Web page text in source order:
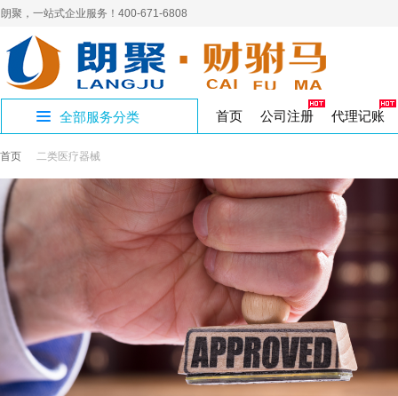
朗聚，一站式企业服务！400-671-6808
全部服务分类
开设公司专区
知识产权专区
财税服务专区
国家局核名
注册地址
璧山区注册公司
九龙坡区注册公司
渝北区注册公司
公司注册 香港公司设立
股份公司注册
解除异常名录
注册资金变更
三类医疗器械
影视演出 经营性演出许可证
文化出版
增值电信 SP经营许可证
商标转让
商标
著作权 作品著作权
版权专利 实用新型专利
国地税报道
审计验资 验资报告 财务
税收筹划
公积金开户
社
工作居住证 工作居住证单位
集团官网 企业
首页 公司注册 代理记账
首页 二类医疗器械